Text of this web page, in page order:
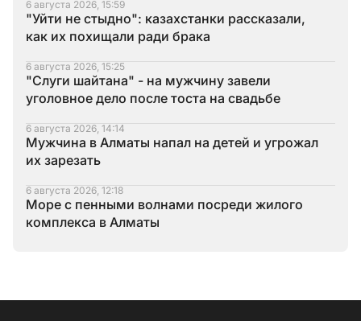
6 августа 2026, 15:59
"Уйти не стыдно": казахстанки рассказали,
как их похищали ради брака
6 августа 2026, 15:25
"Слуги шайтана" - на мужчину завели
уголовное дело после тоста на свадьбе
6 августа 2026, 14:14
Мужчина в Алматы напал на детей и угрожал
их зарезать
6 августа 2026, 12:18
Море с пенными волнами посреди жилого
комплекса в Алматы